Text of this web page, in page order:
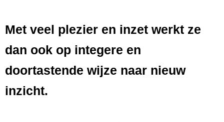
Met veel plezier en inzet werkt ze
dan ook op integere en
doortastende wijze naar nieuw
inzicht.